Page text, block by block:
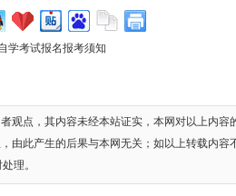
学考试报名报考须知
观点，其内容未经本站证实，本网对以上内
由此产生的后果与本网无关；如以上转载内容
理。